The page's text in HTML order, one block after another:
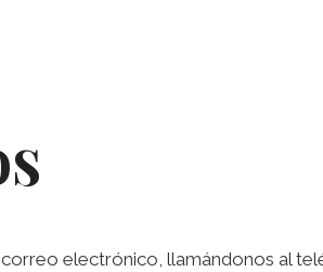
electrónico, llamándonos al